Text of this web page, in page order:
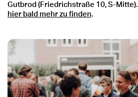
Gutbrod (Friedrichstraße 10, S-
hier bald mehr zu finden.